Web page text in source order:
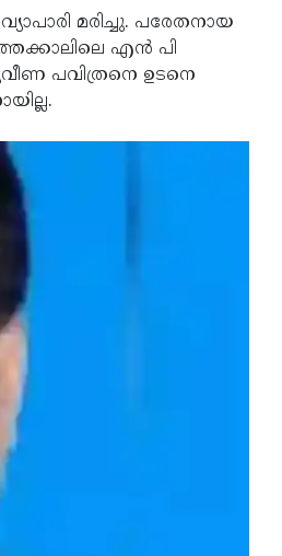
മരിച്ചു. പരേതനായ
എന്‍ പി
പവിത്രനെ ഉടനെ